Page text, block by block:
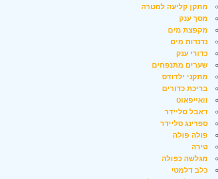
מתקן קליעה למטרה
מסך ענק
מקפצת מים
נדנדות מים
כדורי ענק
שערים מתנפחים
מתקני ילדודס
בריכת כדורים
וואייפאוט
דאבל סליידר
ספרינג סליידר
פולה פולה
טירה
מגלשה כפולה
כלב דלמטי